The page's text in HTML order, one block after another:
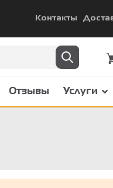
Контакты
Отзывы Услуги